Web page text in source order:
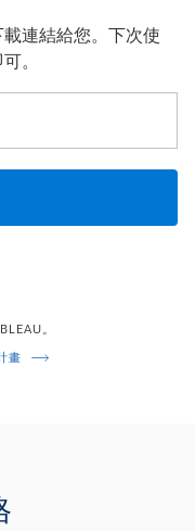
連結給您。下次使
。
。
畫